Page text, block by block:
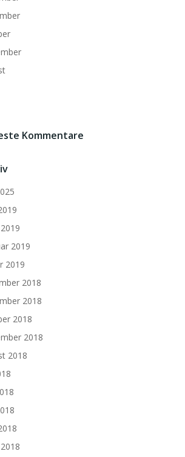
Kommentare
2019
2019
2018
2018
2018
2018
2018